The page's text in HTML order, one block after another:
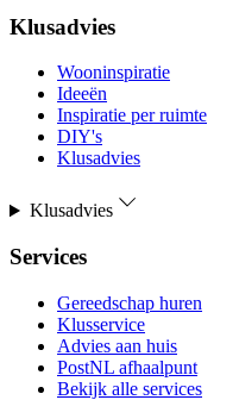
Klusadvies
Wooninspiratie
Ideeën
Inspiratie per ruimte
DIY's
Klusadvies
Klusadvies
Services
Gereedschap huren
Klusservice
Advies aan huis
PostNL afhaalpunt
Bekijk alle services